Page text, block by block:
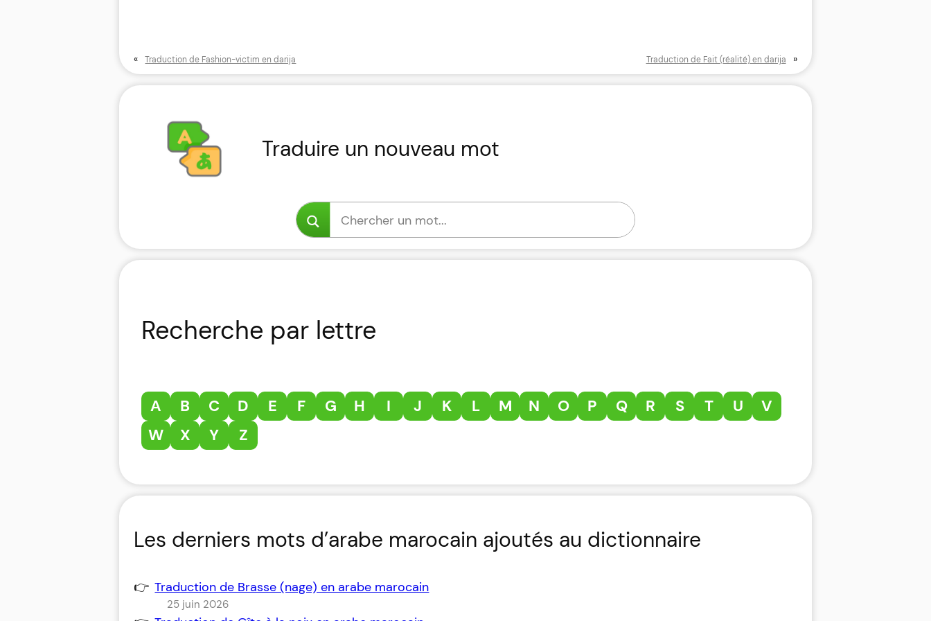
« Traduction de Fashion-victim en darija Traduction de Fait (réalité) en darija »
Traduire un nouveau mot
Recherche par lettre
A B C D E F G H I J K L M N O P Q R S T U
V
W
X Y Z
Les derniers mots d’arabe marocain ajoutés au dictionnaire
Traduction de Brasse (nage) en arabe marocain
25 juin 2026